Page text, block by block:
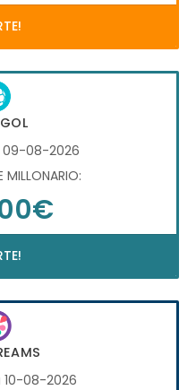
09-08-2026
MILLONARIO:
08-2026